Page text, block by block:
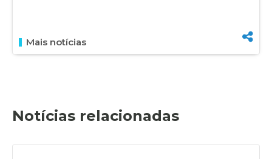
Mais notícias
Notícias relacionadas